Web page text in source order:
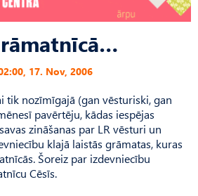
17. Nov, 2006
tik nozīmīgajā (gan vēsturiski, gan
pavērtēju, kādas iespējas
zināšanas par LR vēsturi un
klajā laistās grāmatas, kuras
Šoreiz par izdevniecību
Cēsīs.